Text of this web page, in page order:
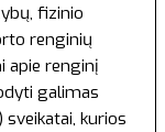
fizinio
renginių
apie renginį
galimas
kurios